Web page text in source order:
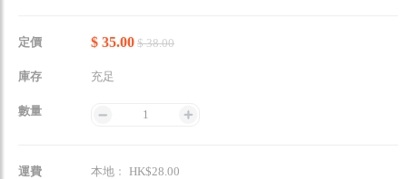
定價 $ 35.00 $ 38.00
庫存 充足
數量 1
運費
本地﹕ HK$28.00